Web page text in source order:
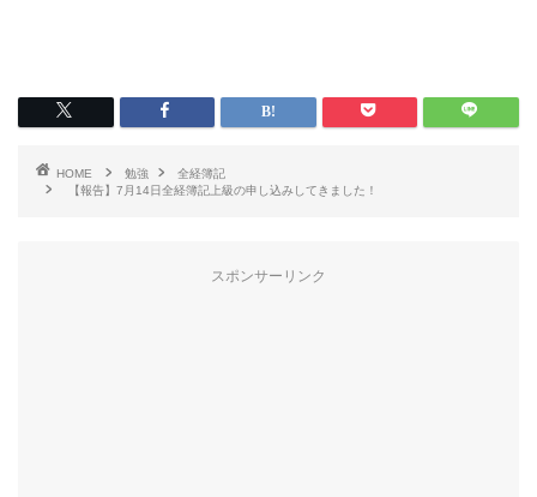
HOME 勉強
全経簿記
【報告】7月14日全経簿記上級の申し込みしてきました！
スポンサーリンク